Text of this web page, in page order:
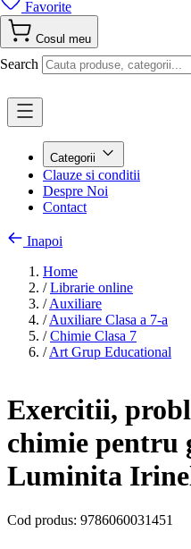
Favorite
Cosul meu
Search
Categorii
Clauze si conditii
Despre Noi
Contact
Inapoi
Home
/ Librarie online
/ Auxiliare
/ Auxiliare Clasa a 7-a
/ Chimie Clasa 7
/ Art Grup Educational
Exercitii,
chimie pentru
Luminita
Cod produs: 9786060031451